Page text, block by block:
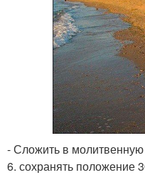
- Сложить в
6. сохранять положение